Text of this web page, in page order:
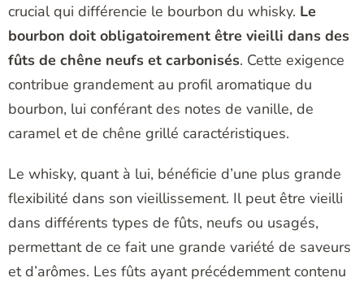
crucial qui différencie le bourbon du whisky. Le
bourbon doit obligatoirement être vieilli dans des
fûts de chêne neufs et carbonisés. Cette exigence
contribue grandement au profil aromatique du
bourbon, lui conférant des notes de vanille, de
caramel et de chêne grillé caractéristiques.
Le whisky, quant à lui, bénéficie d’une plus grande
flexibilité dans son vieillissement. Il peut être vieilli
dans différents types de fûts, neufs ou usagés,
permettant de ce fait une grande variété de saveurs
et d’arômes. Les fûts ayant précédemment contenu